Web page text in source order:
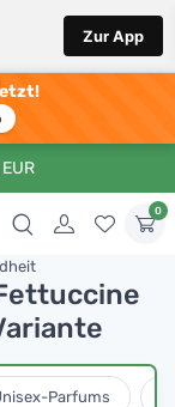
Zur App
0
Parfums